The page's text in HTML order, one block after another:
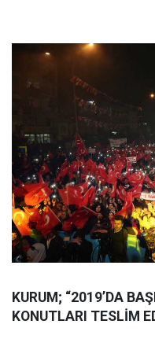
KURUM; “2019’DA
KONUTLARI TESLİM